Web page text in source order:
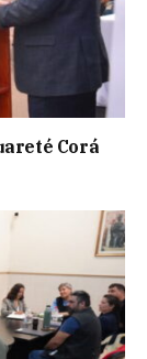
Corá